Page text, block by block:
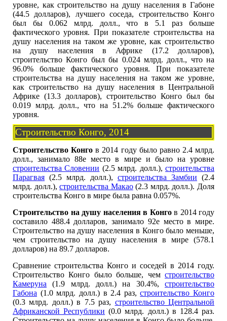
уровне, как строительство на душу населения в Габоне
(44.5 долларов), лучшего соседа, строительство Конго
был бы 0.062 млрд. долл., что в 5.1 раз больше
фактического уровня. При показателе строительства на
душу населения на таком же уровне, как строительство
на душу населения в Африке (17.2 долларов),
строительство Конго был бы 0.024 млрд. долл., что на
96.0% больше фактического уровня. При показателе
строительства на душу населения на таком же уровне,
как строительство на душу населения в Центральной
Африке (13.3 долларов), строительство Конго был бы
0.019 млрд. долл., что на 51.2% больше фактического
уровня.
Строительство Конго, 2014
Строительство Конго в 2014 году было равно 2.4 млрд.
долл., занимало 88е место в мире и было на уровне
строительства Словении (2.5 млрд. долл.),строительства
Парагвая (2.5 млрд. долл.), строительства Замбии (2.4
млрд. долл.),строительства Макао(2.3 млрд. долл.). Доля
строительства Конго в мире была равна 0.057%.
Строительство на душу населения в Конгов 2014 году
составило 488.4 долларов, занимало 92е место в мире.
Строительство на душу населения в Конго было меньше,
чем строительство на душу населения в мире (578.1
долларов) на 89.7 долларов.
Сравнение строительства Конго и соседей в 2014 году.
Строительство Конго было больше, чем строительство
Камеруна (1.9 млрд. долл.) на 30.4%, строительство
Габона (1.0 млрд. долл.) в 2.4 раз,строительство Конго
(0.3 млрд. долл.) в 7.5 раз, строительство Центральной
Африканской Республики (0.0 млрд. долл.) в 128.4 раз.